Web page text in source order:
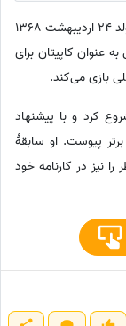
، شجاع خلیل‌زاده متولد 24 اردیبهشت 1368
عنوان کاپیتان برای
بازی می‌کند.
کرد و با پیشنهاد
پیوست. او سابقهٔ
نیز در کارنامه خود